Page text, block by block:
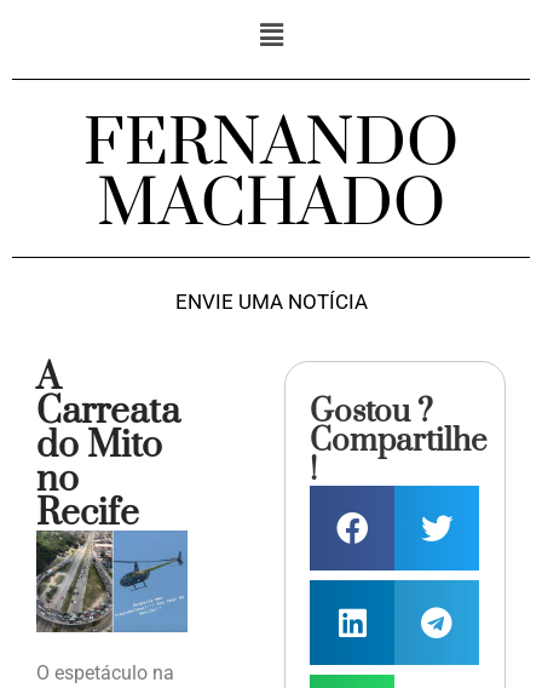
FERNANDO
MACHADO
ENVIE UMA NOTÍCIA
A
Carreata
do Mito
no
Recife
O espetáculo na
Gostou ?
Compartilhe
!